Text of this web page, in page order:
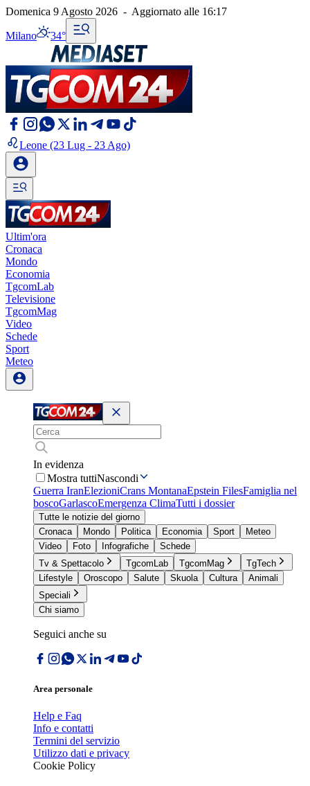
Domenica 9 Agosto 2026 - Aggiornato alle 16:17
Milano 34°
Leone (23 Lug - 23 Ago)
Ultim'ora
Cronaca
Mondo
Economia
TgcomLab
Televisione
TgcomMag
Video
Schede
Sport
Meteo
In evidenza
Mostra tuttiNascondi
Guerra IranElezioniCrans MontanaEpstein FilesFamiglia nel
boscoGarlascoEmergenza ClimaTutti i dossier
Tutte le notizie del giorno
Cronaca
Mondo Politica Economia Sport
Meteo
Video
Foto Infografiche
Schede
Tv & Spettacolo
TgcomLab TgcomMag
TgTech
Lifestyle
Oroscopo Salute Skuola Cultura
Animali
Speciali
Chi siamo
Seguici anche su
Area personale
Help e Faq
Info e contatti
Termini del servizio
Utilizzo dati e privacy
Cookie Policy